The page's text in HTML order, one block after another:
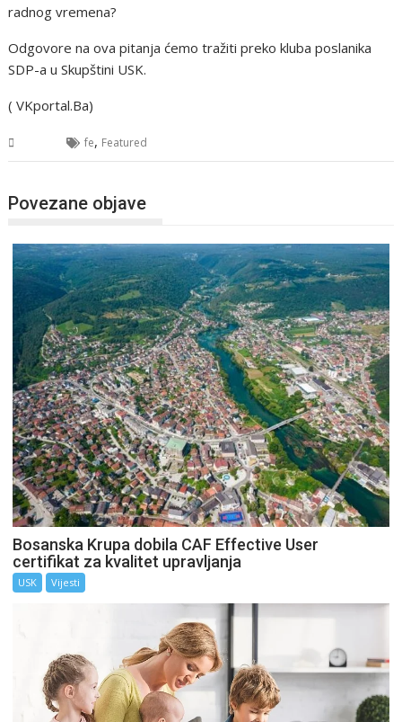
radnog vremena?
Odgovore na ova pitanja ćemo tražiti preko kluba poslanika
SDP-a u Skupštini USK.
( VKportal.Ba)
fe, Featured
Povezane objave
Bosanska Krupa dobila CAF Effective User
certifikat za kvalitet upravljanja
USK Vijesti